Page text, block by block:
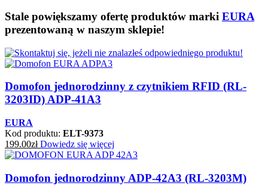
Stale powiększamy ofertę produktów marki EURA
prezentowaną w naszym sklepie!
Domofon jednorodzinny z czytnikiem RFID (RL-
3203ID) ADP-41A3
EURA
Kod produktu: ELT-9373
199.00zł Dowiedz się więcej
Domofon jednorodzinny ADP-42A3 (RL-3203M)